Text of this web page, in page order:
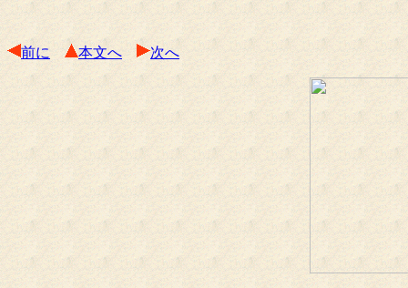
前に 本文へ 次へ